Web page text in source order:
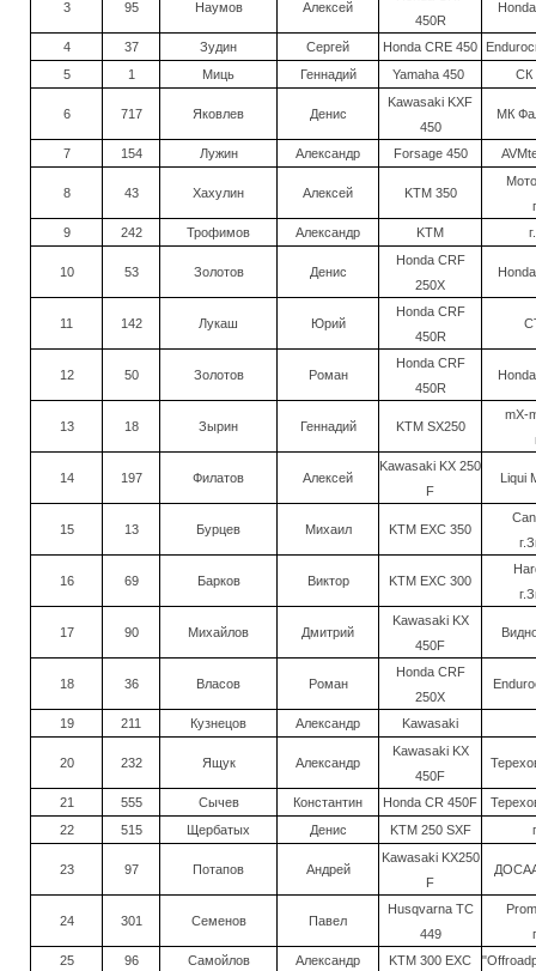
3 95 Наумов Алексей
450R
4 37 Зудин Сергей Honda CRE 450
5
1 Миць Геннадий Yamaha 450 СК
6 717 Яковлев Денис
Kawasaki KXF
450
МК
7 154 Лужин Александр Forsage 450
8 43 Хахулин Алексей KTM 350
9
242 Трофимов Александр KTM
10 53 Золотов Денис
Honda CRF
250X
11 142 Лукаш Юрий
Honda CRF
450R
12 50 Золотов Роман
Honda CRF
450R
13 18 Зырин Геннадий KTM SX250
mX-
14 197 Филатов Алексей
Kawasaki KX 250
F
Liqui
15 13 Бурцев Михаил KTM EXC 350
16 69 Барков Виктор KTM EXC 300
17 90 Михайлов Дмитрий
Kawasaki KX
450F
18 36 Власов Роман
Honda CRF
250X
19 211 Кузнецов Александр Kawasaki
20 232 Ящук Александр
Kawasaki KX
450F
21 555 Сычев Константин Honda CR 450F
22
515 Щербатых Денис KTM 250 SXF
23 97 Потапов Андрей
Kawasaki KX250
F
24 301 Семенов Павел
Husqvarna TC
449
25
96 Самойлов Александр KTM 300 EXC